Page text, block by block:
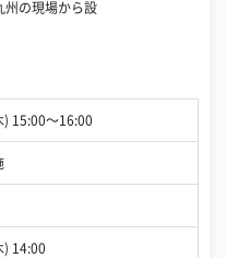
州の現場から設
15:00〜16:00
) 14:00